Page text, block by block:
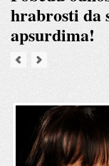
hrabrosti da
apsurdima!